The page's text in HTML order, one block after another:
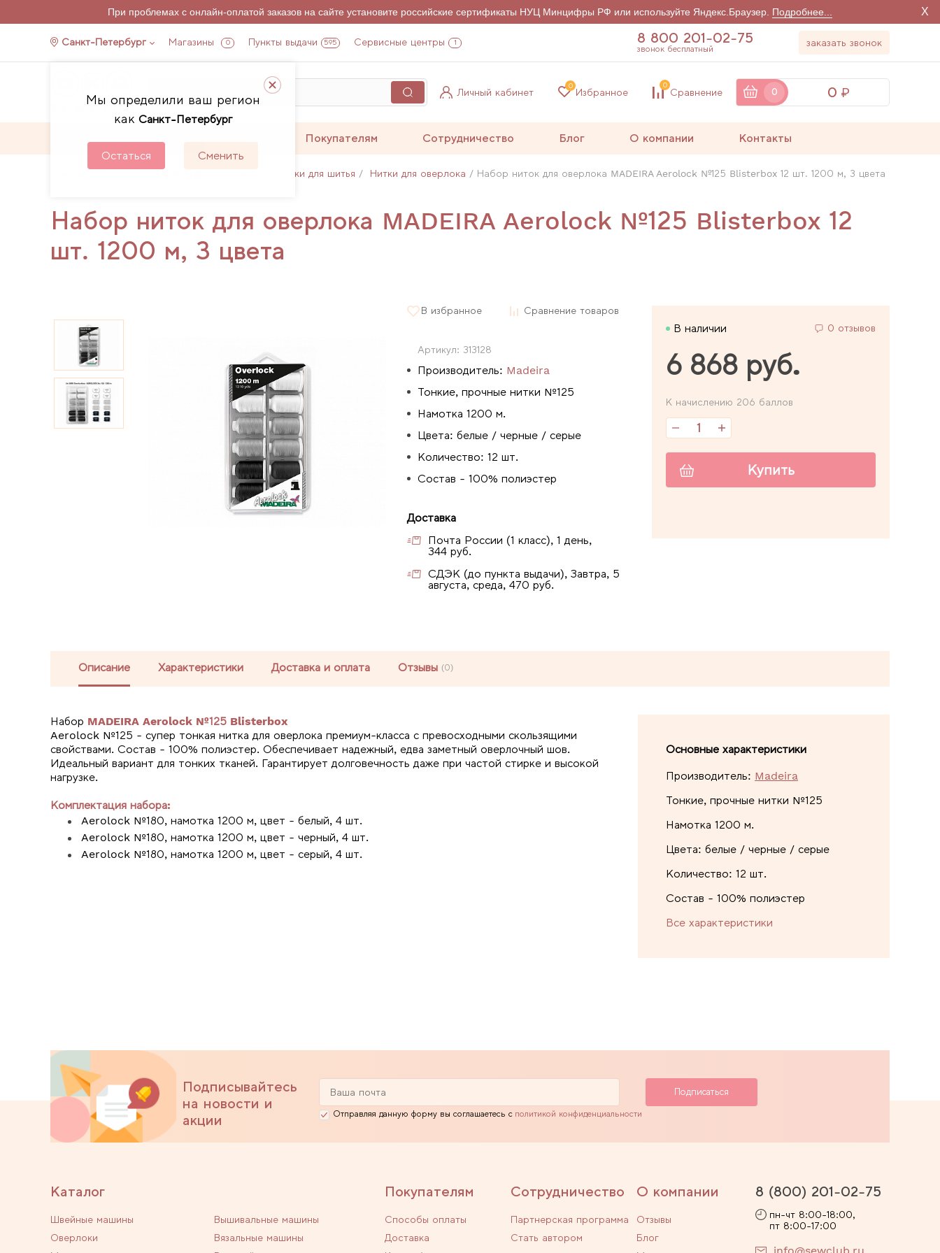
При проблемах с онлайн-оплатой заказов на сайте установите российские сертификаты НУЦ Минцифры РФ или используйте Яндекс.Браузер. Подробнее... X
Санкт-Петербург Магазины 0 Пункты выдачи 595 Сервисные центры 1
Мы определили ваш регион
как Санкт-Петербург
Остаться Сменить
8 800 201-02-75
звонок бесплатный
заказать звонок
Личный кабинет Избранное
0
Сравнение
0
0 0
Покупателям Сотрудничество Блог О компании Контакты
Каталог Аксессуары для шитья Нитки для шитья Нитки для оверлока Набор ниток для оверлока MADEIRA Aerolock №125 Blisterbox 12 шт. 1200 м, 3 цвета
Набор ниток для оверлока MADEIRA Aerolock №125 Blisterbox 12
шт. 1200 м, 3 цвета
В избранное Сравнение товаров
Артикул: 313128
Производитель: Madeira
Тонкие, прочные нитки №125
Намотка 1200 м.
Цвета: белые / черные / серые
Количество: 12 шт.
Состав - 100% полиэстер
Доставка
Почта России (1 класс), 1 день,
344 руб.
СДЭК (до пункта выдачи), Завтра, 5
августа, среда, 470 руб.
В наличии 0 отзывов
6 868 руб.
К начислению 206 баллов
Купить
Описание Характеристики Доставка и оплата Отзывы (0)
Набор MADEIRA Aerolock №125 Blisterbox
Aerolock №125 - супер тонкая нитка для оверлока премиум-класса с превосходными скользящими
свойствами. Состав - 100% полиэстер. Обеспечивает надежный, едва заметный оверлочный шов.
Идеальный вариант для тонких тканей. Гарантирует долговечность даже при частой стирке и высокой
нагрузке.
Комплектация набора:
Aerolock №180, намотка 1200 м, цвет - белый, 4 шт.
Aerolock №180, намотка 1200 м, цвет - черный, 4 шт.
Aerolock №180, намотка 1200 м, цвет - серый, 4 шт.
Основные характеристики
Производитель: Madeira
Тонкие, прочные нитки №125
Намотка 1200 м.
Цвета: белые / черные / серые
Количество: 12 шт.
Состав - 100% полиэстер
Все характеристики
Подписывайтесь
на новости и
акции
Отправляя данную форму вы соглашаетесь с политикой конфиденциальности
Каталог
Швейные машины
Вышивальные машины
Оверлоки
Вязальные машины
Покупателям
Способы оплаты
Доставка
Сотрудничество
Партнерская программа
Стать автором
О компании
Отзывы
Блог
8 (800) 201-02-75
пн-чт 8:00-18:00,
пт 8:00-17:00
info@sewclub.ru